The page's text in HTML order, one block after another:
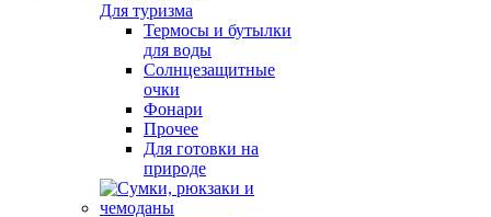
Для туризма
Термосы и бутылки
для воды
Солнцезащитные
очки
Фонари
Прочее
Для готовки на
природе